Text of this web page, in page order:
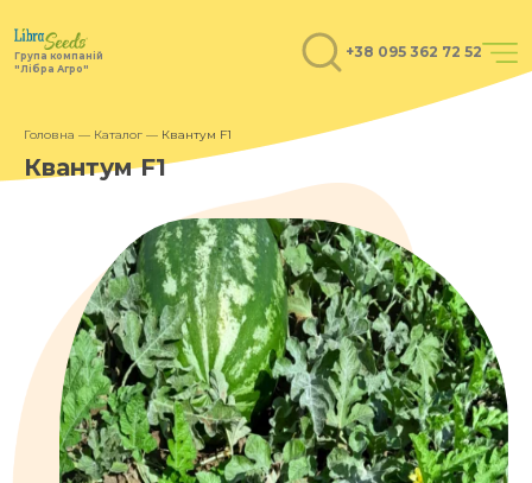
Група компаній
"Лібра Агро"
+38 095 362 72 52
Головна — Каталог — Квантум F1
Квантум F1